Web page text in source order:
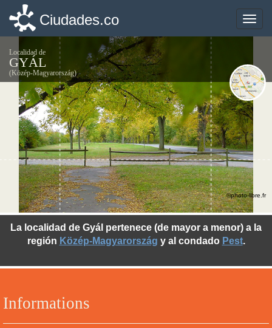
Toggle
Ciudades.co
Localidad de
GYÁL
(Közép-Magyarország)
Informations
La localidad de Gyál pertenece (de mayor a menor) a la
región Közép-Magyarország y al condado Pest.
©photo-libre.fr
Toggle
Ciudades.co